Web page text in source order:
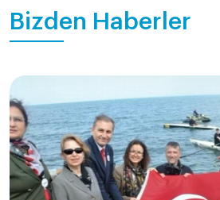
Bizden Haberler